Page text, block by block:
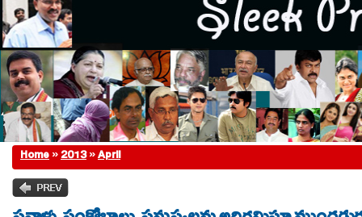
Home»2013»April